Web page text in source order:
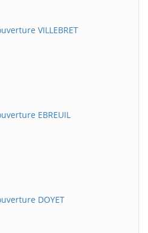
VILLEBRET
EBREUIL
DOYET